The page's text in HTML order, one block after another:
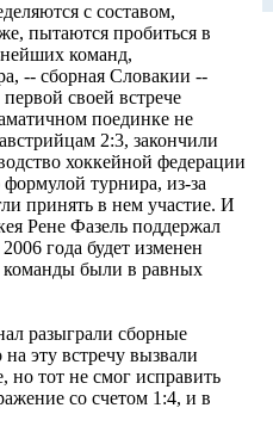
с составом,
пытаются пробиться в
команд,
-- сборная Словакии --
своей встрече
поединке не
2:3, закончили
хоккейной федерации
турнира, из-за
принять в нем участие. И
Рене Фазель поддержал
года будет изменен
команды были в равных
разыграли сборные
эту встречу вызвали
тот не смог исправить
со счетом 1:4, и в